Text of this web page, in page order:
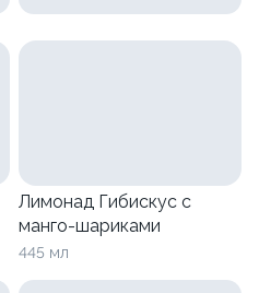
Лимонад Гибискус с
манго-шариками
445 мл